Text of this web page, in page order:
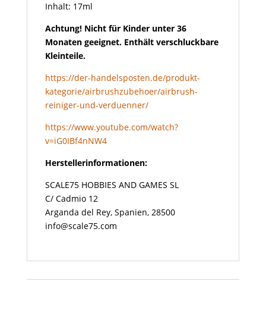
Inhalt: 17ml
Achtung! Nicht für Kinder unter 36
Monaten geeignet. Enthält verschluckbare
Kleinteile.
https://der-handelsposten.de/produkt-
kategorie/airbrushzubehoer/airbrush-
reiniger-und-verduenner/
https://www.youtube.com/watch?
v=iG0IBf4nNW4
Herstellerinformationen:
SCALE75 HOBBIES AND GAMES SL
C/ Cadmio 12
Arganda del Rey, Spanien, 28500
info@scale75.com